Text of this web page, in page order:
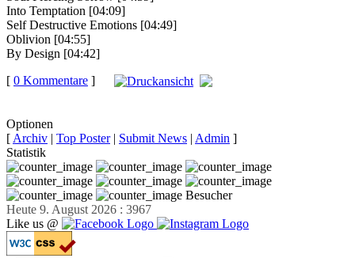
Into Temptation [04:09]
Self Destructive Emotions [04:49]
Oblivion [04:55]
By Design [04:42]
[ 0 Kommentare ]
Optionen
[ Archiv | Top Poster| Submit News | Admin ]
Statistik
Besucher
Heute 9. August 2026 : 3967
Like us @